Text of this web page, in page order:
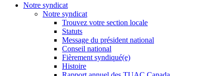
Notre syndicat
Notre syndicat
Trouvez votre section locale
Statuts
Message du président national
Conseil national
Fièrement syndiqué(e)
Histoire